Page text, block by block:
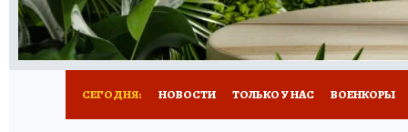
СЕГОДНЯ: НОВОСТИ ТОЛЬКО У НАС ВОЕНКОРЫ